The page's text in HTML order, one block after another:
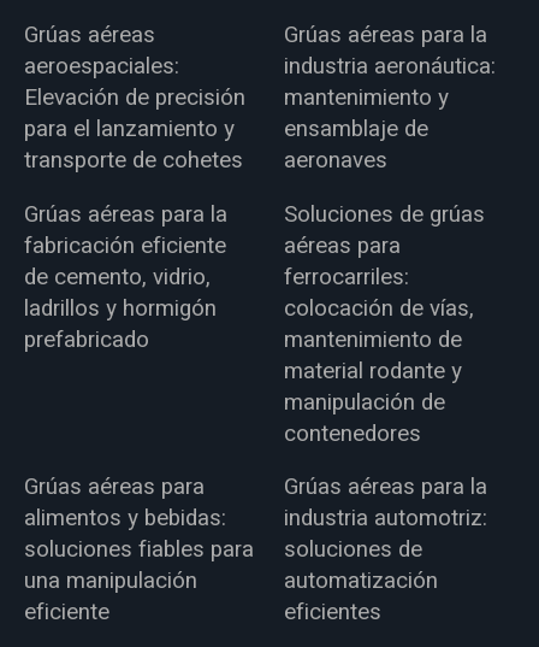
Grúas aéreas
aeroespaciales:
Elevación de precisión
para el lanzamiento y
transporte de cohetes
Grúas aéreas para la
industria aeronáutica:
mantenimiento y
ensamblaje de
aeronaves
Grúas aéreas para la
fabricación eficiente
de cemento, vidrio,
ladrillos y hormigón
prefabricado
Soluciones de grúas
aéreas para
ferrocarriles:
colocación de vías,
mantenimiento de
material rodante y
manipulación de
contenedores
Grúas aéreas para
alimentos y bebidas:
soluciones fiables para
una manipulación
eficiente
Grúas aéreas para la
industria automotriz:
soluciones de
automatización
eficientes